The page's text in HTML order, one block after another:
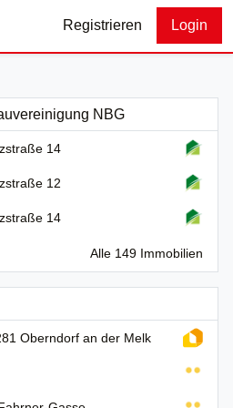
Registrieren Login
NBG
14
12
14
Alle 149 Immobilien
Oberndorf an der Melk